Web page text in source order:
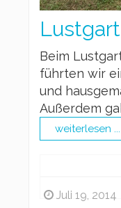
Beim
führten wir
und
Außerdem
weiterlesen ...
Juli 19, 2014